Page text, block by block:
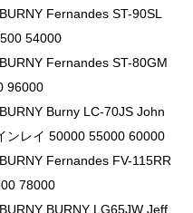
Fernandes ST-90SL
54000
Fernandes ST-80GM
96000
Burny LC-70JS John
ンレイ 50000 55000 60000
Fernandes FV-115RR
78000
BURNY LG65JW Jeff